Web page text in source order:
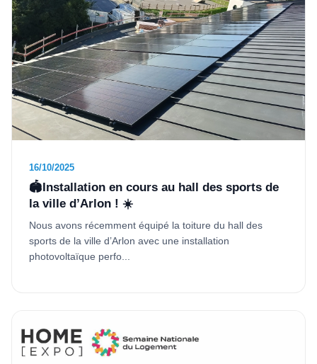
16/10/2025
🏟️Installation en cours au hall des sports de
la ville d’Arlon ! ☀️
Nous avons récemment équipé la toiture du hall des
sports de la ville d’Arlon avec une installation
photovoltaïque perfo...